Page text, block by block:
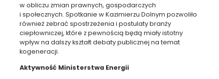
w obliczu zmian prawnych, gospodarczych
i społecznych. Spotkanie w Kazimierzu Dolnym pozwoliło
również zebrać spostrzeżenia i postulaty branży
ciepłowniczej, które z pewnością będą miały istotny
wpływ na dalszy kształt debaty publicznej na temat
kogeneracji.
Aktywność Ministerstwa Energii